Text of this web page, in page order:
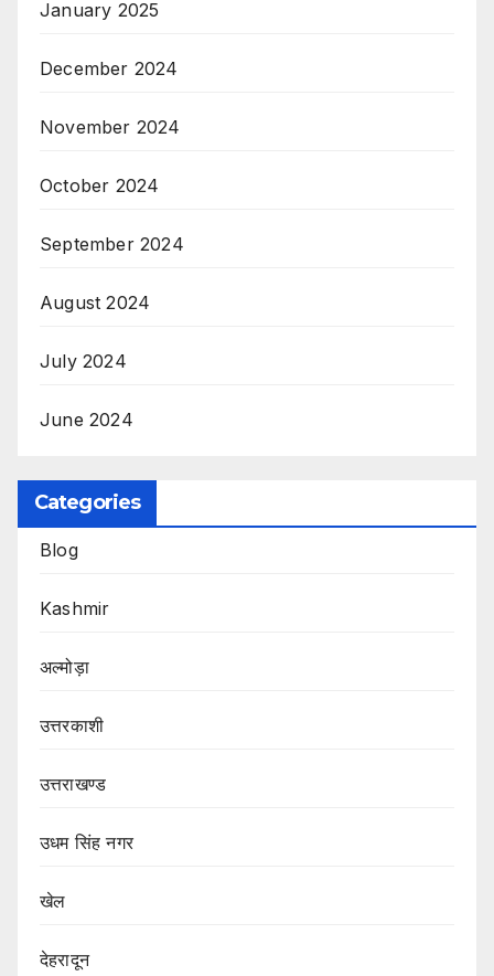
January 2025
December 2024
November 2024
October 2024
September 2024
August 2024
July 2024
June 2024
Categories
Blog
Kashmir
अल्मोड़ा
उत्तरकाशी
उत्तराखण्ड
उधम सिंह नगर
खेल
देहरादून